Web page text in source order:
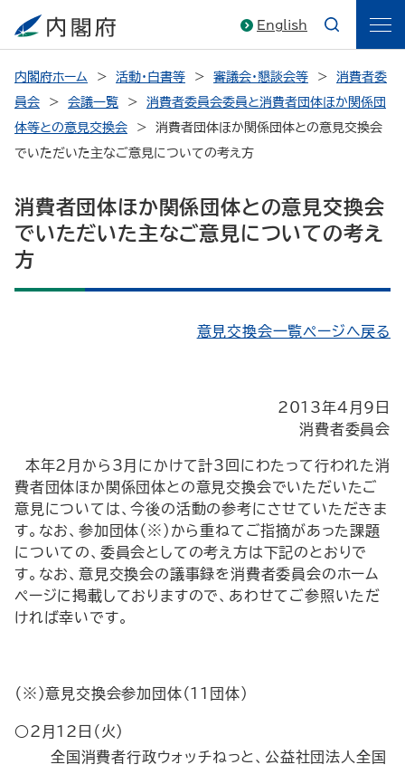
English
内閣府ホーム 活動・白書等 審議会・懇談会等
消費者委
員会
会議一覧
消費者委員会委員と消費者団体ほか関係団
体等との意見交換会
消費者団体ほか関係団体との意見交換会
でいただいた主なご意見についての考え方
消費者団体ほか関係団体との意見交換会
でいただいた主なご意見についての考え
方
意見交換会一覧ページへ戻る
2013年4月9日
消費者委員会
本年2月から3月にかけて計3回にわたって行われた消
費者団体ほか関係団体との意見交換会でいただいたご
意見については、今後の活動の参考にさせていただきま
す。なお、参加団体（※）から重ねてご指摘があった課題
についての、委員会としての考え方は下記のとおりで
す。なお、意見交換会の議事録を消費者委員会のホーム
ページに掲載しておりますので、あわせてご参照いただ
ければ幸いです。
（※）意見交換会参加団体（11団体）
○2月12日（火）
全国消費者行政ウォッチねっと、公益社団法人全国